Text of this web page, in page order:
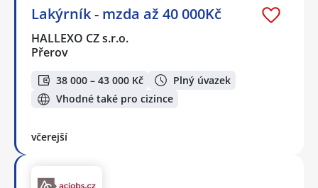
Lakýrník - mzda až 40 000Kč
HALLEXO CZ s.r.o.
Přerov
38 000 – 43 000 Kč
Plný úvazek
Vhodné také pro cizince
včerejší